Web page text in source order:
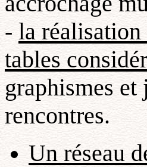
- la
tables
graphismes et
rencontres.
Un réseau